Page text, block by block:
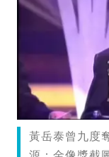
黃岳泰曾九度